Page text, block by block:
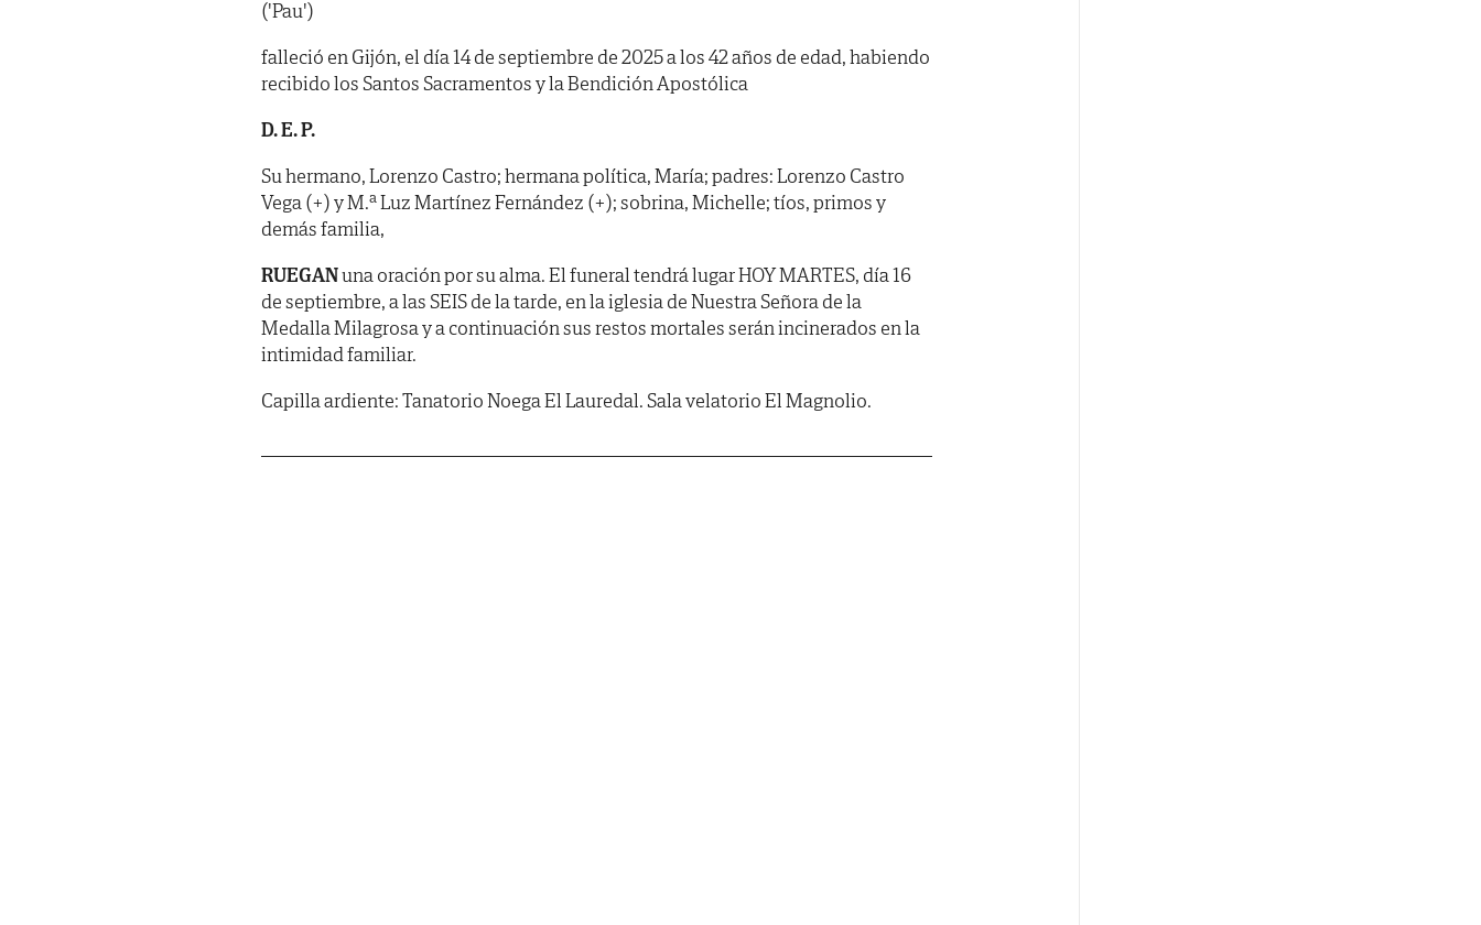
('Pau')
falleció en Gijón, el día 14 de septiembre de 2025 a los 42 años de edad, habiendo
recibido los Santos Sacramentos y la Bendición Apostólica
D. E. P.
Su hermano, Lorenzo Castro; hermana política, María; padres: Lorenzo Castro
Vega (+) y M.ª Luz Martínez Fernández (+); sobrina, Michelle; tíos, primos y
demás familia,
RUEGANuna oración por su alma. El funeral tendrá lugar HOY MARTES, día 16
de septiembre, a las SEIS de la tarde, en la iglesia de Nuestra Señora de la
Medalla Milagrosa y a continuación sus restos mortales serán incinerados en la
intimidad familiar.
Capilla ardiente: Tanatorio Noega El Lauredal. Sala velatorio El Magnolio.